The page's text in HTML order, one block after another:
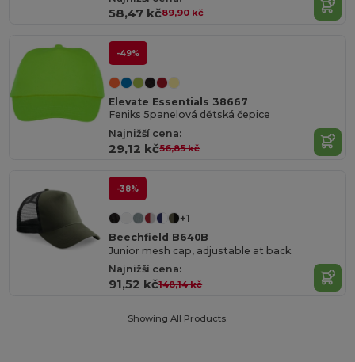
58,47 kč89,90 kč
-49%
Elevate Essentials 38667
Feniks 5panelová dětská čepice
Najnižší cena:
29,12 kč56,85 kč
-38%
+1
Beechfield B640B
Junior mesh cap, adjustable at back
Najnižší cena:
91,52 kč148,14 kč
Showing All Products.